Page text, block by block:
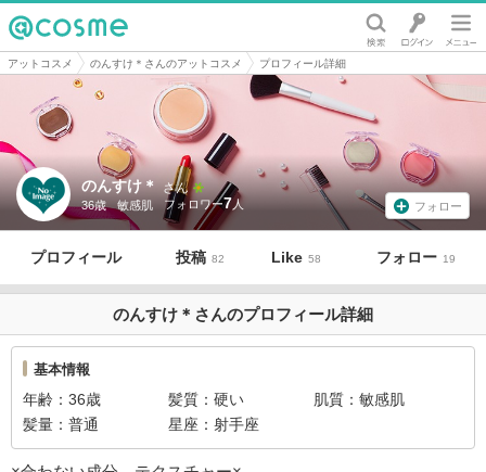
@cosme
アットコスメ のんすけ＊さんのアットコスメ プロフィール詳細
のんすけ＊ さん
36歳 敏感肌 7 フォロー
プロフィール 投稿 82 Like 58 フォロー 19
のんすけ＊さんのプロフィール詳細
基本情報
年齢 36歳 髪質 硬い 肌質
敏感肌
髪量
普通 星座 射手座